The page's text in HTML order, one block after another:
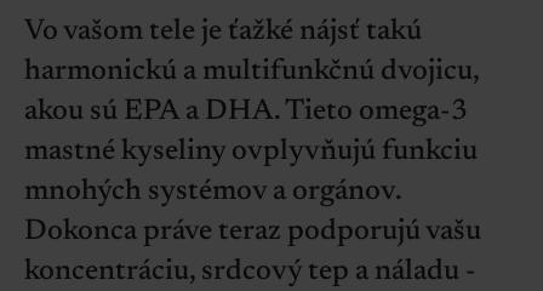
Vo vašom tele je ťažké nájsť takú
harmonickú a multifunkčnú dvojicu,
akou sú EPA a DHA. Tieto omega-3
mastné kyseliny ovplyvňujú funkciu
mnohých systémov a orgánov.
Dokonca práve teraz podporujú vašu
koncentráciu, srdcový tep a náladu -